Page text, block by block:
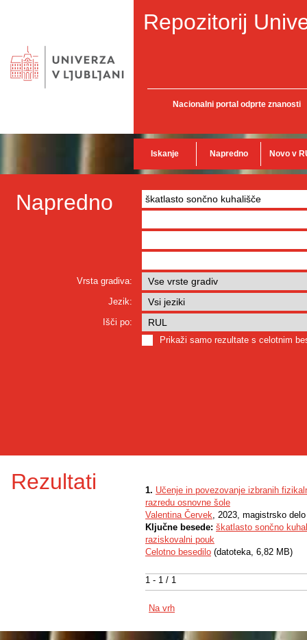
Repozitorij
Nacionalni portal odprte znanosti
Iskanje Napredno Novo v
Napredno
Vrsta gradiva:
Jezik:
Išči po:
Prikaži samo rezultate s celotnim
Rezultati
1 - 1 / 1
1. Učenje in povezovanje izbranih
razredu osnovne šole
Valentina Červek, 2023, magistrsko delo
Ključne besede: škatlasto sončno
raziskovalni pouk
Celotno besedilo (datoteka, 6,82 MB)
Na vrh